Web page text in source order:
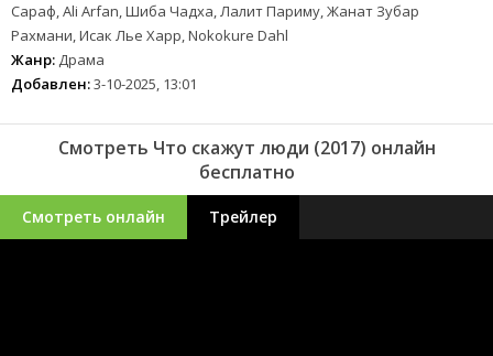
Сараф, Ali Arfan, Шиба Чадха, Лалит Париму, Жанат Зубар
Рахмани, Исак Лье Харр, Nokokure Dahl
Жанр: Драма
Добавлен:3-10-2025, 13:01
Смотреть Что скажут люди (2017) онлайн
бесплатно
Смотреть онлайн Трейлер